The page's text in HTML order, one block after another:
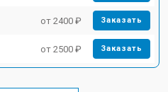
от 2400 ₽ Заказать
от 2500 ₽ Заказать